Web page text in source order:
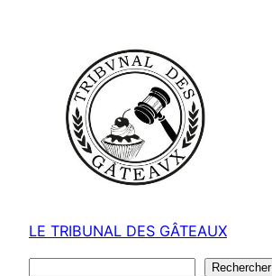
LE TRIBUNAL DES GÂTEAUX
Rechercher